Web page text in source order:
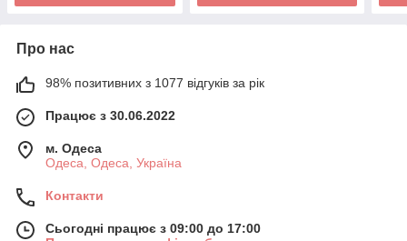
Про нас
98% позитивних з 1077 відгуків за рік
Працює з 30.06.2022
м. Одеса
Одеса, Одеса, Україна
Контакти
Сьогодні працює з 09:00 до 17:00